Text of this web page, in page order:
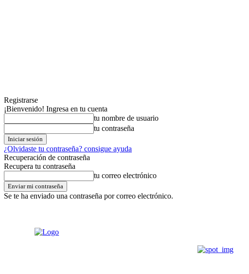
Registrarse
¡Bienvenido! Ingresa en tu cuenta
tu nombre de usuario
tu contraseña
¿Olvidaste tu contraseña? consigue ayuda
Recuperación de contraseña
Recupera tu contraseña
tu correo electrónico
Se te ha enviado una contraseña por correo electrónico.